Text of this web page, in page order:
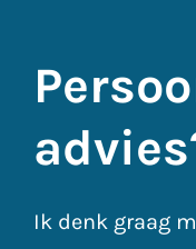
Ik denk graag